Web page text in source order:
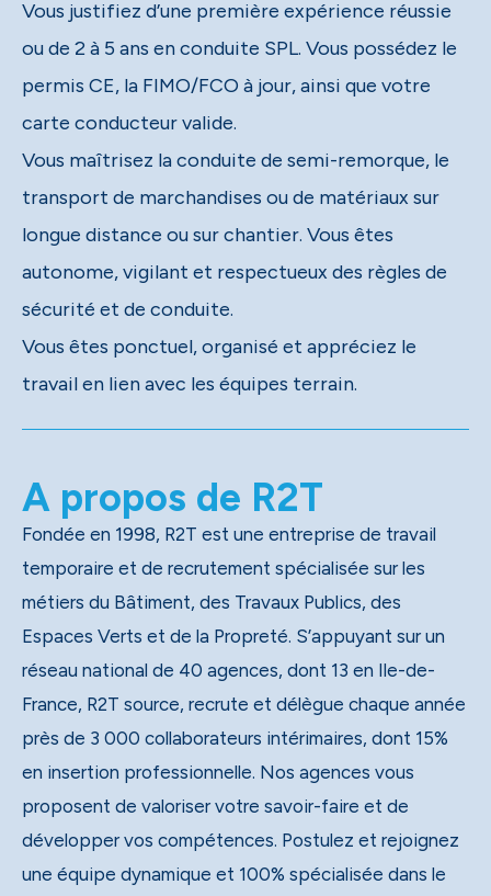
Vous justifiez d’une première expérience réussie
ou de 2 à 5 ans en conduite SPL. Vous possédez le
permis CE, la FIMO/FCO à jour, ainsi que votre
carte conducteur valide.
Vous maîtrisez la conduite de semi-remorque, le
transport de marchandises ou de matériaux sur
longue distance ou sur chantier. Vous êtes
autonome, vigilant et respectueux des règles de
sécurité et de conduite.
Vous êtes ponctuel, organisé et appréciez le
travail en lien avec les équipes terrain.
A propos de R2T
Fondée en 1998, R2T est une entreprise de travail
temporaire et de recrutement spécialisée sur les
métiers du Bâtiment, des Travaux Publics, des
Espaces Verts et de la Propreté. S’appuyant sur un
réseau national de 40 agences, dont 13 en Ile-de-
France, R2T source, recrute et délègue chaque année
près de 3 000 collaborateurs intérimaires, dont 15%
en insertion professionnelle. Nos agences vous
proposent de valoriser votre savoir-faire et de
développer vos compétences. Postulez et rejoignez
une équipe dynamique et 100% spécialisée dans le